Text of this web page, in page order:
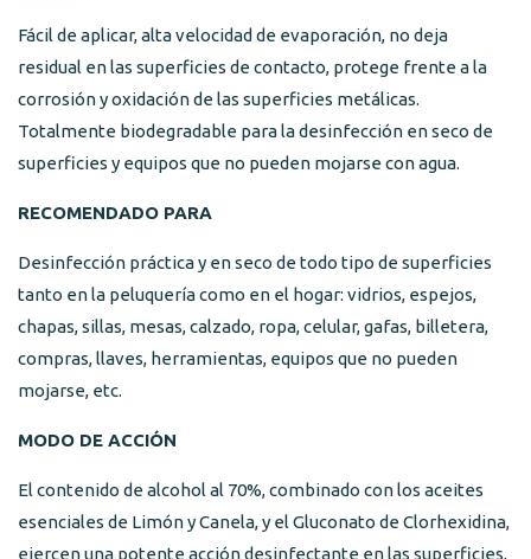
Fácil de aplicar, alta velocidad de evaporación, no deja
residual en las superficies de contacto, protege frente a la
corrosión y oxidación de las superficies metálicas.
Totalmente biodegradable para la desinfección en seco de
superficies y equipos que no pueden mojarse con agua.
RECOMENDADO PARA
Desinfección práctica y en seco de todo tipo de superficies
tanto en la peluquería como en el hogar: vidrios, espejos,
chapas, sillas, mesas, calzado, ropa, celular, gafas, billetera,
compras, llaves, herramientas, equipos que no pueden
mojarse, etc.
MODO DE ACCIÓN
El contenido de alcohol al 70%, combinado con los aceites
esenciales de Limón y Canela, y el Gluconato de Clorhexidina,
ejercen una potente acción desinfectante en las superficies,